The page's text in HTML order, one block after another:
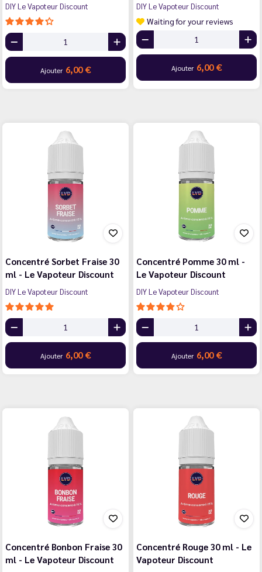
DIY Le Vapoteur Discount
Ajouter 6,00 €
DIY Le Vapoteur Discount
Waiting for your reviews
Ajouter 6,00 €
Concentré Sorbet Fraise 30
ml - Le Vapoteur Discount
DIY Le Vapoteur Discount
Ajouter 6,00 €
Concentré Pomme 30 ml -
Le Vapoteur Discount
DIY Le Vapoteur Discount
Ajouter 6,00 €
Concentré Bonbon Fraise 30
ml - Le Vapoteur Discount
Concentré Rouge 30 ml - Le
Vapoteur Discount